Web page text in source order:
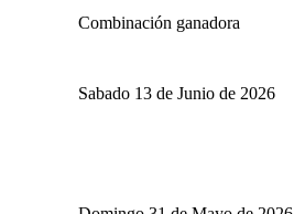
Combinación ganadora
Sabado 13 de Junio de 2026